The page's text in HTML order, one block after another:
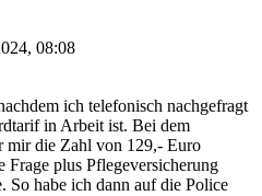
08:08
ich telefonisch nachgefragt
in Arbeit ist. Bei dem
mir die Zahl von 129,- Euro
plus Pflegeversicherung
So habe ich dann auf die Police